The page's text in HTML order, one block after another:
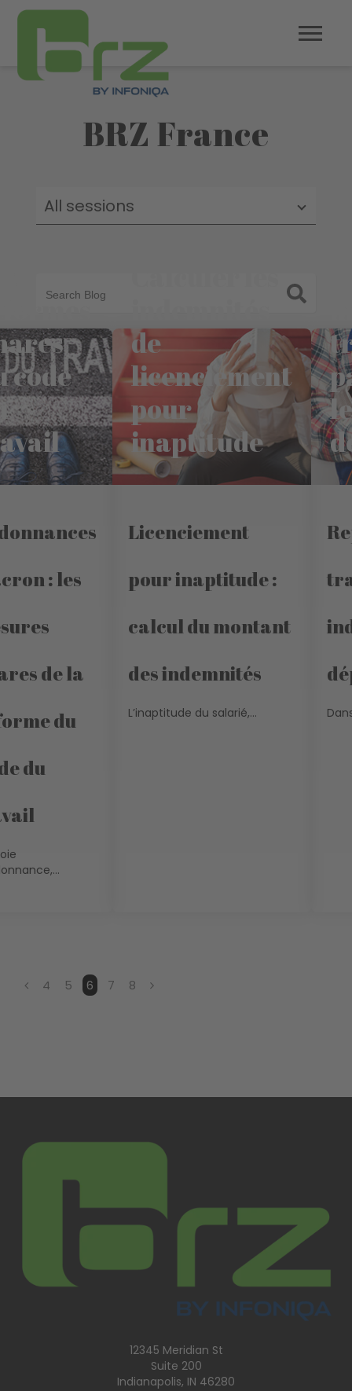
BRZ France
All sessions
code
: les
de la
du
du
de
licenciement
pour
inaptitude
Licenciement
pour inaptitude :
calcul du montant
des indemnités
L’inaptitude du salarié,...
4 5 6 7 8
12345 Meridian St
Suite 200
Indianapolis, IN 46280